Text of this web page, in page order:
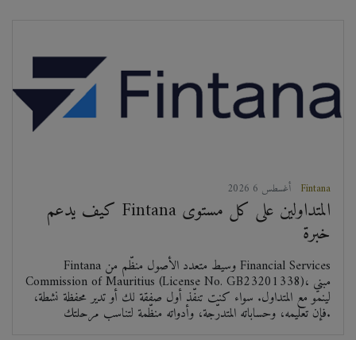
Fintana
كيف يدعم Fintana المتداولين على كل مستوى
خبرة
Fintana وسيط متعدد الأصول منظّم من Financial Services
Commission of Mauritius (License No. GB23201338)، مبني
لينمو مع المتداول. سواء كنت تنفّذ أول صفقة لك أو تدير محفظة نشطة،
فإن تعليمه، وحساباته المتدرّجة، وأدواته منظّمة لتناسب مرحلتك.